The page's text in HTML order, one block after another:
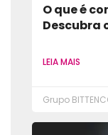
O que é
Descubra
LEIA MAIS
Grupo